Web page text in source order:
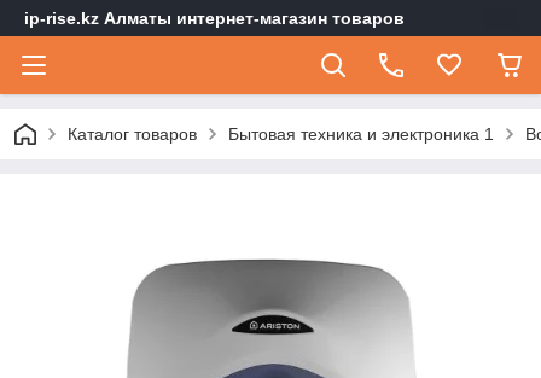
ip-rise.kz Алматы интернет-магазин товаров
Каталог товаров Бытовая техника и электроника 1